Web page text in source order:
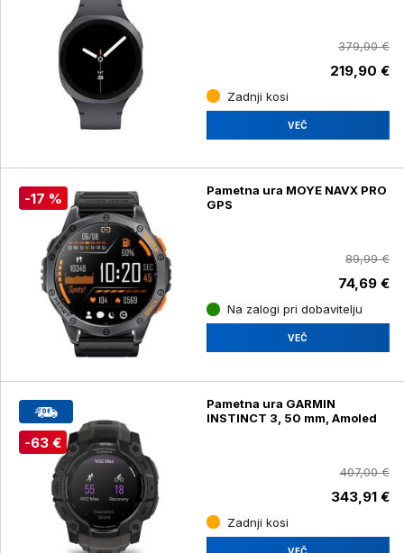
379,90 €
219,90 €
Zadnji kosi
VEČ
-17 %
Pametna ura MOYE NAVX PRO
GPS
89,99 €
74,69 €
Na zalogi pri dobavitelju
VEČ
-63 €
Pametna ura GARMIN
INSTINCT 3, 50 mm, Amoled
407,00 €
343,91 €
Zadnji kosi